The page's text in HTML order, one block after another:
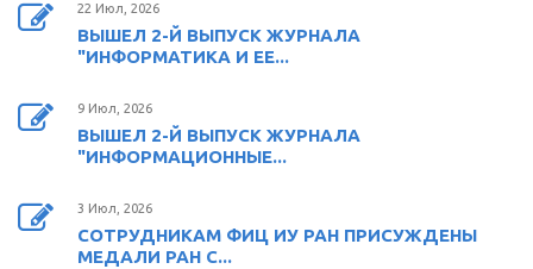
22 Июл, 2026
ВЫШЕЛ 2-Й ВЫПУСК ЖУРНАЛА
"ИНФОРМАТИКА И ЕЕ...
9 Июл, 2026
ВЫШЕЛ 2-Й ВЫПУСК ЖУРНАЛА
"ИНФОРМАЦИОННЫЕ...
3 Июл, 2026
СОТРУДНИКАМ ФИЦ ИУ РАН ПРИСУЖДЕНЫ
МЕДАЛИ РАН С...